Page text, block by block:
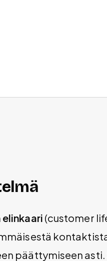
(customer
päättymiseen